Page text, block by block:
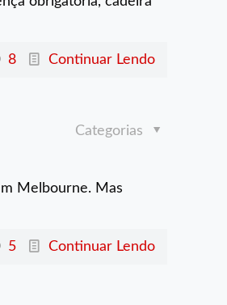
8 Continuar Lendo
Categorias
Melbourne. Mas
5 Continuar Lendo